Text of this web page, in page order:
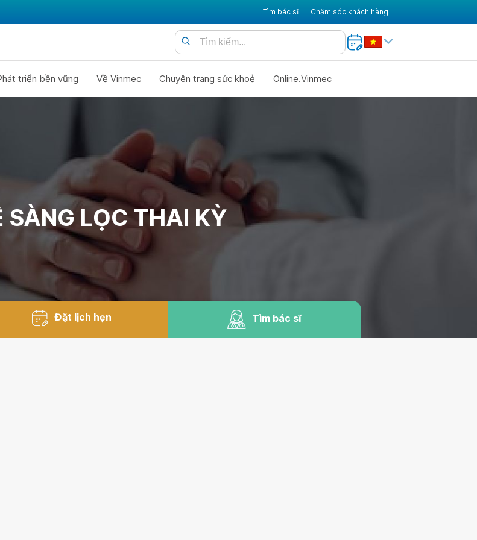
Tìm bác sĩ Chăm sóc khách hàng
triển bền vững Về Vinmec Chuyên trang sức khoẻ Online.Vinmec
SÀNG LỌC THAI KỲ
Đặt lịch hẹn Tìm bác sĩ